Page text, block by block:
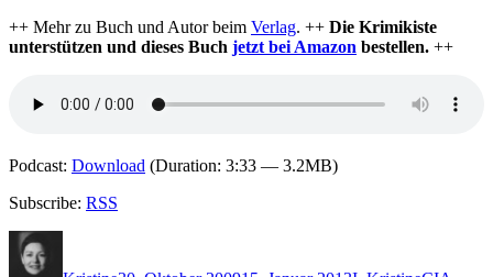
++ Mehr zu Buch und Autor beim Verlag. ++ Die Krimikiste
unterstützen und dieses Buch jetzt bei Amazon bestellen. ++
Podcast: Download (Duration: 3:33 — 3.2MB)
Subscribe: RSS